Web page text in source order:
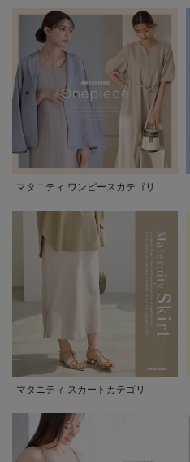
マタニティ ワンピースカテゴリ
マタニティ スカートカテゴリ